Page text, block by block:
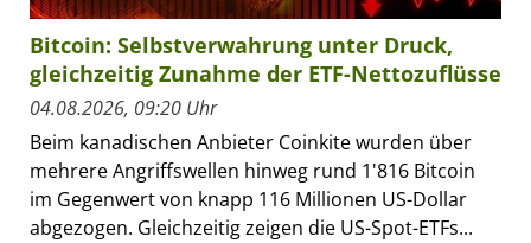
Bitcoin: Selbstverwahrung unter Druck,
gleichzeitig Zunahme der ETF-Nettozuflüsse
04.08.2026, 09:20 Uhr
Beim kanadischen Anbieter Coinkite wurden über
mehrere Angriffswellen hinweg rund 1'816 Bitcoin
im Gegenwert von knapp 116 Millionen US-Dollar
abgezogen. Gleichzeitig zeigen die US-Spot-ETFs...